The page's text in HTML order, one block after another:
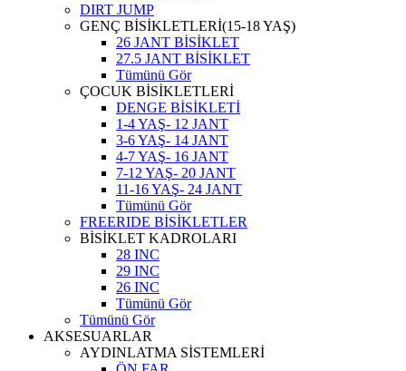
DIRT JUMP
GENÇ BİSİKLETLERİ(15-18 YAŞ)
26 JANT BİSİKLET
27.5 JANT BİSİKLET
Tümünü Gör
ÇOCUK BİSİKLETLERİ
DENGE BİSİKLETİ
1-4 YAŞ- 12 JANT
3-6 YAŞ- 14 JANT
4-7 YAŞ- 16 JANT
7-12 YAŞ- 20 JANT
11-16 YAŞ- 24 JANT
Tümünü Gör
FREERIDE BİSİKLETLER
BİSİKLET KADROLARI
28 INC
29 INC
26 INC
Tümünü Gör
Tümünü Gör
AKSESUARLAR
AYDINLATMA SİSTEMLERİ